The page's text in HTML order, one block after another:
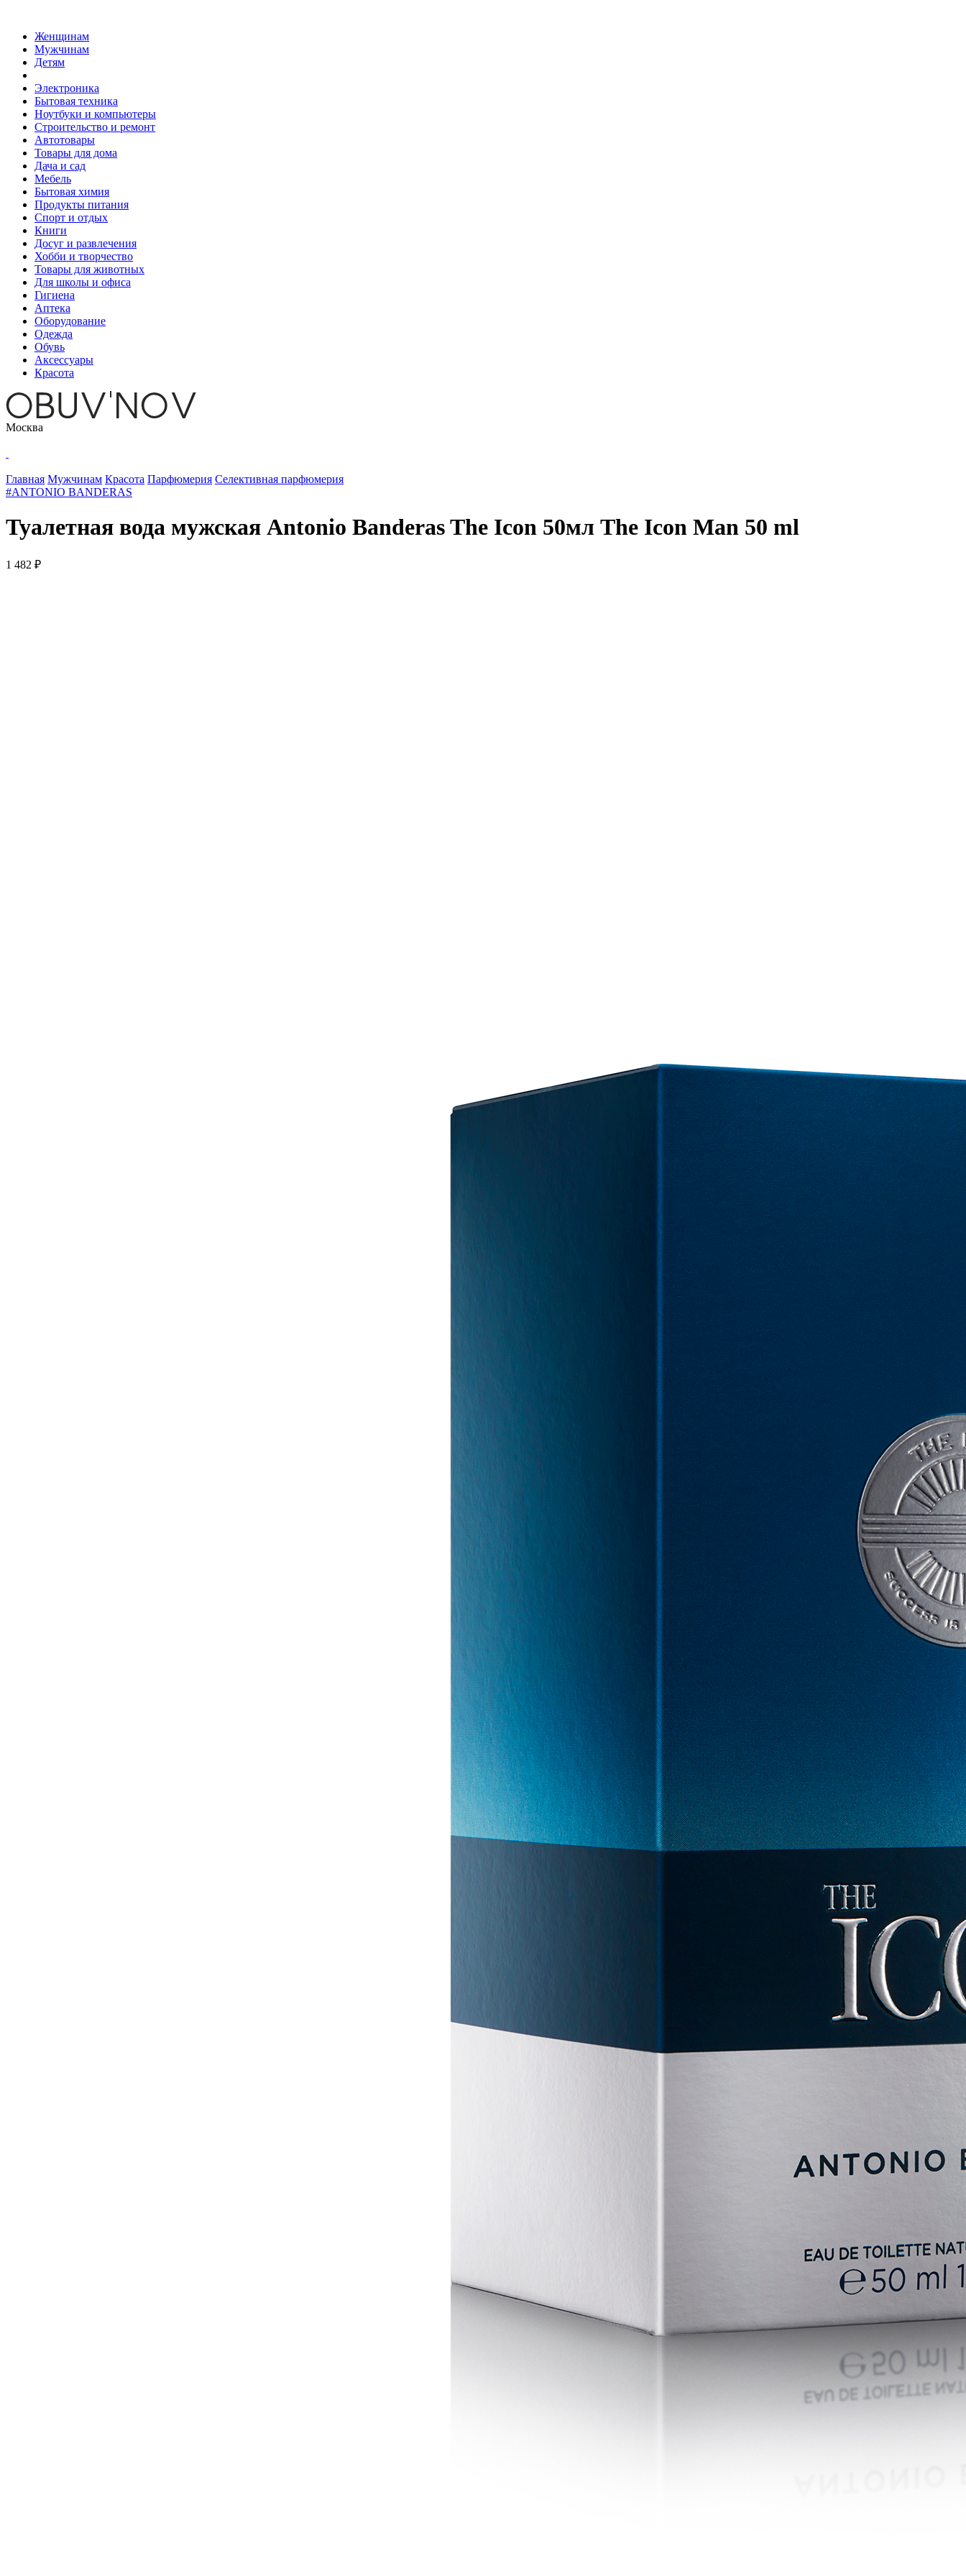
Женщинам
Мужчинам
Детям
Электроника
Бытовая техника
Ноутбуки и компьютеры
Строительство и ремонт
Автотовары
Товары для дома
Дача и сад
Мебель
Бытовая химия
Продукты питания
Спорт и отдых
Книги
Досуг и развлечения
Хобби и творчество
Товары для животных
Для школы и офиса
Гигиена
Аптека
Оборудование
Одежда
Обувь
Аксессуары
Красота
Москва
Главная Мужчинам Красота Парфюмерия Селективная парфюмерия
#ANTONIO BANDERAS
Туалетная вода мужская Antonio Banderas The Icon 50мл The Icon Man 50 ml
1 482 ₽